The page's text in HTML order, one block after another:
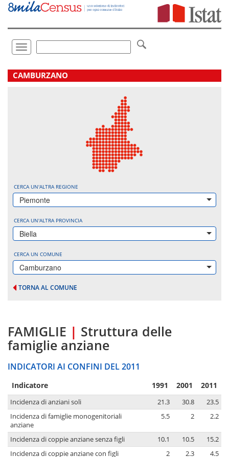
Vai
direttamente
Toggle
navigation
.
CAMBURZANO
CERCA UN'ALTRA REGIONE
Piemonte
CERCA UN'ALTRA PROVINCIA
Biella
CERCA UN COMUNE
Camburzano
TORNA AL COMUNE
FAMIGLIE | Struttura delle
famiglie anziane
INDICATORI AI CONFINI DEL 2011
Indicatore 1991 2001 2011
Incidenza di anziani soli 21.3 30.8
23.5
Incidenza di famiglie monogenitoriali
anziane
5.5 2 2.2
Incidenza di coppie anziane senza figli 10.1 10.5
15.2
Incidenza di coppie anziane con figli
2 2.3 4.5